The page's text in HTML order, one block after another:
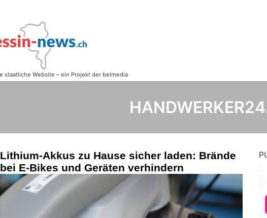
Lithium-Akkus zu Hause sicher laden: Brände
bei E-Bikes und Geräten verhindern